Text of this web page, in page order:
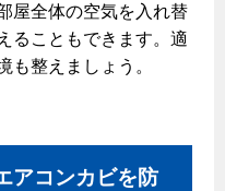
屋全体の空気を入れ替
ることもできます。適
も整えましょう。
アコンカビを防